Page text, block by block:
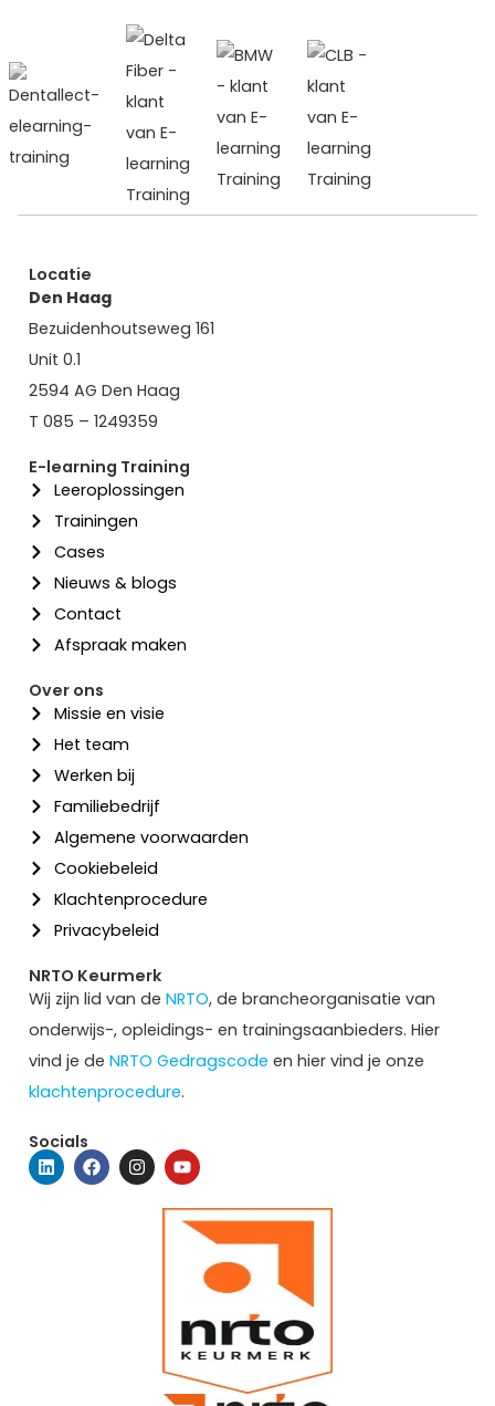
Locatie
Den Haag
Bezuidenhoutseweg 161
Unit 0.1
2594 AG Den Haag
T 085 – 1249359
E-learning Training
Leeroplossingen
Trainingen
Cases
Nieuws & blogs
Contact
Afspraak maken
Over ons
Missie en visie
Het team
Werken bij
Familiebedrijf
Algemene voorwaarden
Cookiebeleid
Klachtenprocedure
Privacybeleid
NRTO Keurmerk
Wij zijn lid van de NRTO, de brancheorganisatie van
onderwijs-, opleidings- en trainingsaanbieders. Hier
vind je de NRTO Gedragscode en hier vind je onze
klachtenprocedure.
Socials